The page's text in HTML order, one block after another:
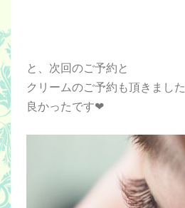
と、次回のご予約と
クリームのご予約も頂きました
良かったです❤︎